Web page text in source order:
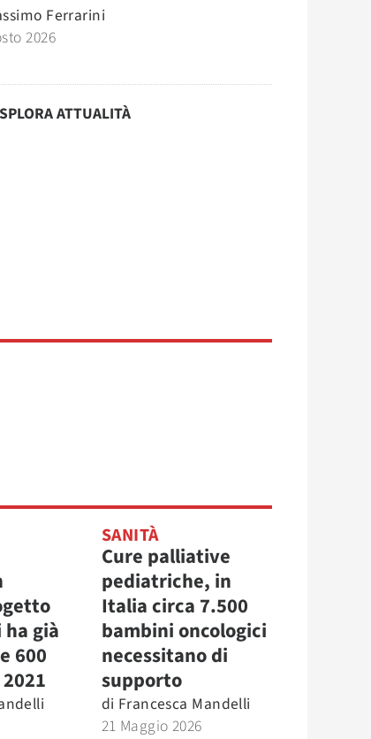
Ferrarini
2026
ATTUALITÀ
già
600
SANITÀ
Cure palliative
pediatriche, in
Italia circa 7.500
bambini oncologici
necessitano di
supporto
di Francesca Mandelli
21 Maggio 2026